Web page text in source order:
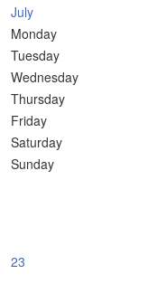
July
Monday
Tuesday
Wednesday
Thursday
Friday
Saturday
Sunday
23